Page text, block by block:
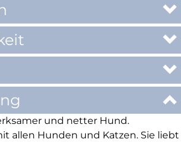
und netter Hund.
allen Hunden und Katzen. Sie liebt